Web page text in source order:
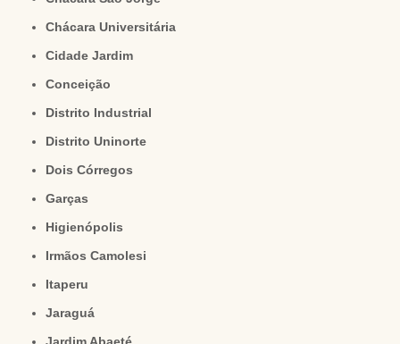
Chácara Universitária
Cidade Jardim
Conceição
Distrito Industrial
Distrito Uninorte
Dois Córregos
Garças
Higienópolis
Irmãos Camolesi
Itaperu
Jaraguá
Jardim Abaeté